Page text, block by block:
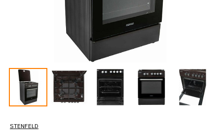
STENFELD